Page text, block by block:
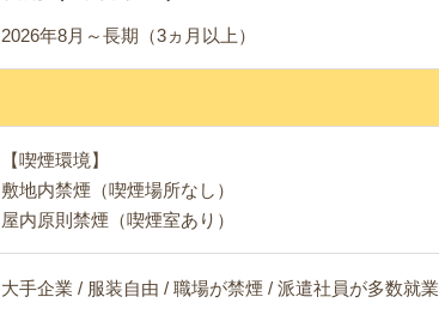
2026年8月～長期（3ヵ月以上）
【喫煙環境】
敷地内禁煙（喫煙場所なし）
屋内原則禁煙（喫煙室あり）
大手企業 / 服装自由 / 職場が禁煙 / 派遣社員が多数就業